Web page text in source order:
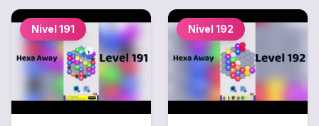
Nivel 191 Nivel 192